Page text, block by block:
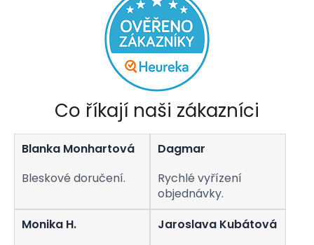
Co říkají naši zákazníci
Blanka Monhartová
Bleskové doručení.
Dagmar
Rychlé vyřízení
objednávky.
Monika H.
Jaroslava Kubátová